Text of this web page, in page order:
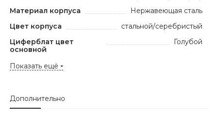
Материал корпуса
Нержавеющая сталь
Цвет корпуса
стальной/серебристый
Циферблат цвет
основной
Голубой
Показать ещё
Дополнительно